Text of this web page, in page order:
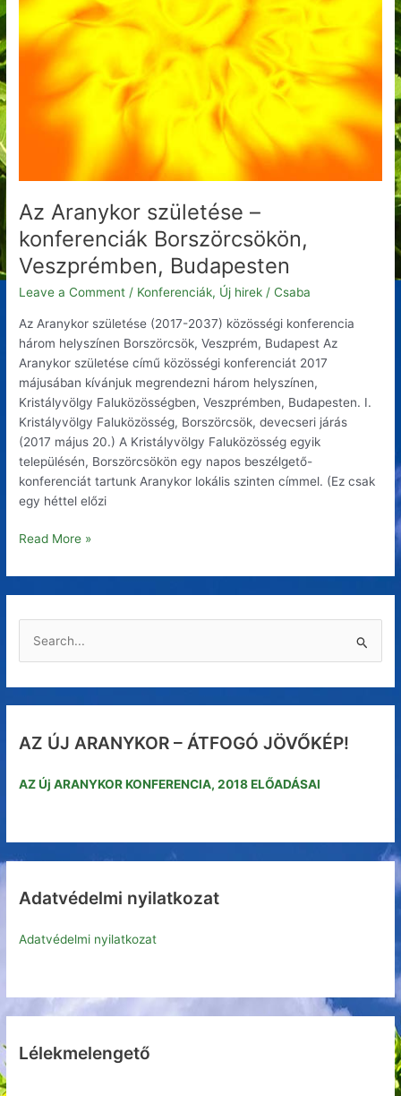
Az Aranykor születése –
konferenciák Borszörcsökön,
Veszprémben, Budapesten
Leave a Comment / Konferenciák, Új hirek /Csaba
Az Aranykor születése (2017-2037) közösségi konferencia
három helyszínen Borszörcsök, Veszprém, Budapest Az
Aranykor születése című közösségi konferenciát 2017
májusában kívánjuk megrendezni három helyszínen,
Kristályvölgy Faluközösségben, Veszprémben, Budapesten. I.
Kristályvölgy Faluközösség, Borszörcsök, devecseri járás
(2017 május 20.) A Kristályvölgy Faluközösség egyik
településén, Borszörcsökön egy napos beszélgető-
konferenciát tartunk Aranykor lokális szinten címmel. (Ez csak
egy héttel előzi
Read More »
c
f
:
AZ ÚJ ARANYKOR – ÁTFOGÓ JÖVŐKÉP!
AZ Új ARANYKOR KONFERENCIA, 2018 ELŐADÁSAI
Adatvédelmi nyilatkozat
Adatvédelmi nyilatkozat
Lélekmelengető